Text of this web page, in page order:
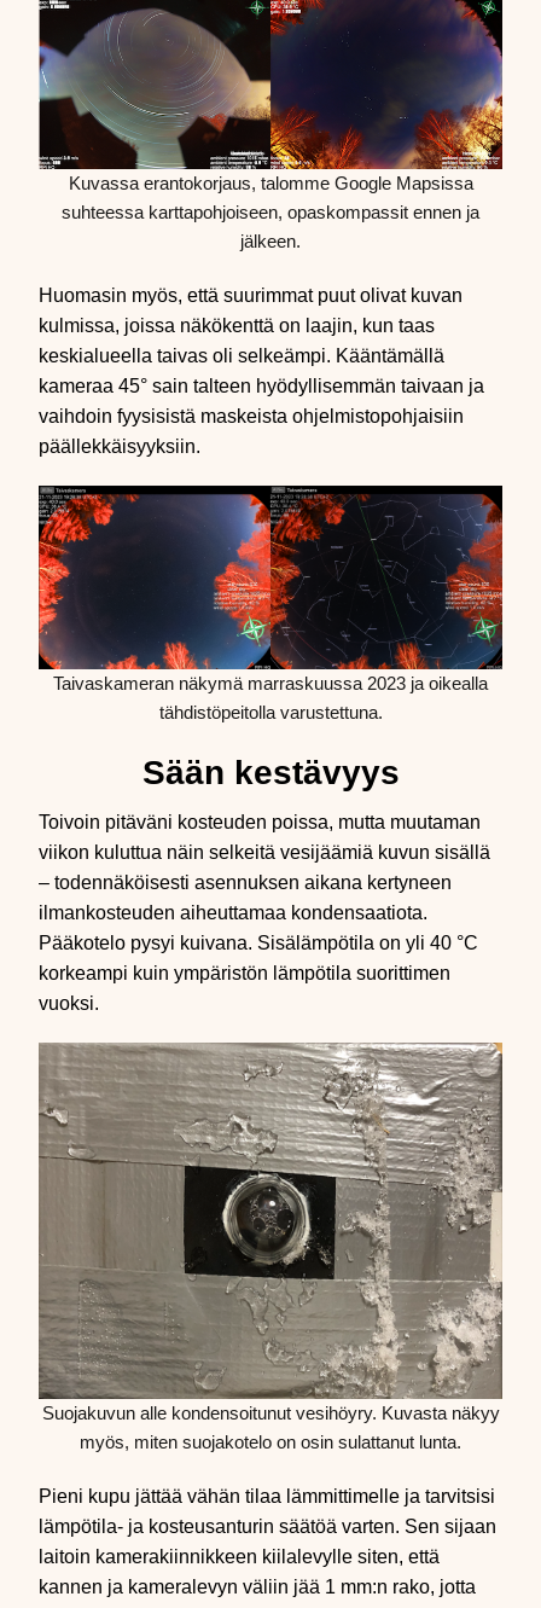
Kuvassa erantokorjaus, talomme Google Mapsissa
suhteessa karttapohjoiseen, opaskompassit ennen ja
jälkeen.
Huomasin myös, että suurimmat puut olivat kuvan
kulmissa, joissa näkökenttä on laajin, kun taas
keskialueella taivas oli selkeämpi. Kääntämällä
kameraa 45° sain talteen hyödyllisemmän taivaan ja
vaihdoin fyysisistä maskeista ohjelmistopohjaisiin
päällekkäisyyksiin.
Taivaskameran näkymä marraskuussa 2023 ja oikealla
tähdistöpeitolla varustettuna.
Sään kestävyys
Toivoin pitäväni kosteuden poissa, mutta muutaman
viikon kuluttua näin selkeitä vesijäämiä kuvun sisällä
– todennäköisesti asennuksen aikana kertyneen
ilmankosteuden aiheuttamaa kondensaatiota.
Pääkotelo pysyi kuivana. Sisälämpötila on yli 40 °C
korkeampi kuin ympäristön lämpötila suorittimen
vuoksi.
Suojakuvun alle kondensoitunut vesihöyry. Kuvasta näkyy
myös, miten suojakotelo on osin sulattanut lunta.
Pieni kupu jättää vähän tilaa lämmittimelle ja tarvitsisi
lämpötila- ja kosteusanturin säätöä varten. Sen sijaan
laitoin kamerakiinnikkeen kiilalevylle siten, että
kannen ja kameralevyn väliin jää 1 mm:n rako, jotta